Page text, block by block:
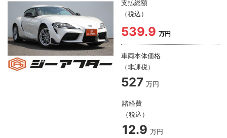
支払総額
（税込）
539.9 万円
車両本体価格
（非課税）
527 万円
諸経費
（税込）
12.9 万円